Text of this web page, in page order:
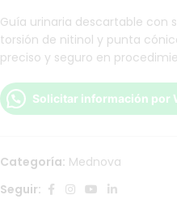
Guía urinaria descartable con
torsión de nitinol y punta
preciso y seguro en
Solicitar información por
Categoría: Mednova
Seguir: